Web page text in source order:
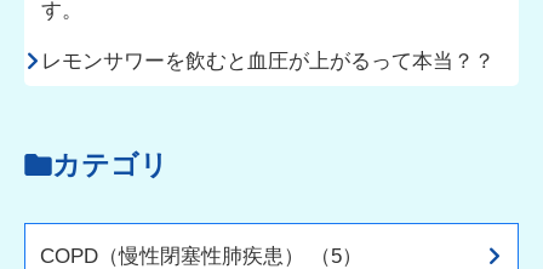
す。
レモンサワーを飲むと血圧が上がるって本当？？
カテゴリ
COPD（慢性閉塞性肺疾患） （5）